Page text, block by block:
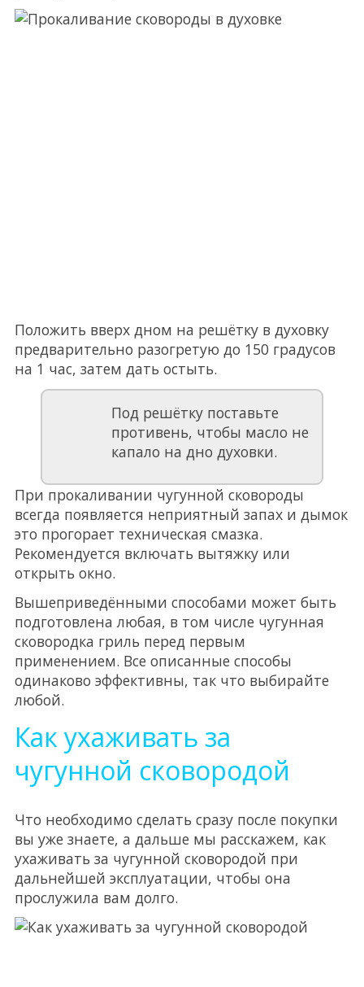
Положить вверх дном на решётку в духовку
предварительно разогретую до 150 градусов
на 1 час, затем дать остыть.
Под решётку поставьте
противень, чтобы масло не
капало на дно духовки.
При прокаливании чугунной сковороды
всегда появляется неприятный запах и дымок
это прогорает техническая смазка.
Рекомендуется включать вытяжку или
открыть окно.
Вышеприведёнными способами может быть
подготовлена любая, в том числе чугунная
сковородка гриль перед первым
применением. Все описанные способы
одинаково эффективны, так что выбирайте
любой.
Как ухаживать за
чугунной сковородой
Что необходимо сделать сразу после покупки
вы уже знаете, а дальше мы расскажем, как
ухаживать за чугунной сковородой при
дальнейшей эксплуатации, чтобы она
прослужила вам долго.